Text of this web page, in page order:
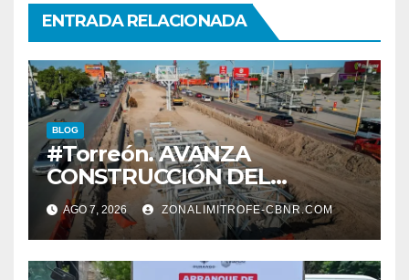
ENTRADA RELACIONADA
BLOG
#Torreón. AVANZA
CONSTRUCCIÓN DEL
SISTEMA VIAL ORIENTE,
SOBRE BULEVAR
REVOLUCIÓN
AGO 7, 2026 ZONALIMITROFE-CBNR.COM